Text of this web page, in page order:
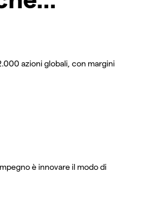
azioni globali, con margini
è innovare il modo di